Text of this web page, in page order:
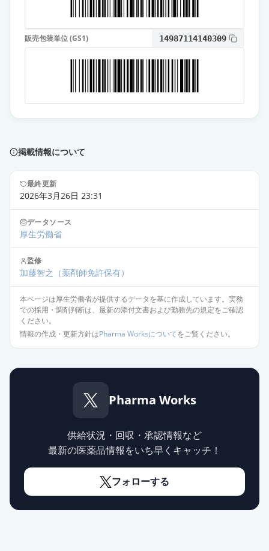
販売包装単位 (GS1) 14987114140309
掲載情報について
最終更新
2026年3月26日 23:31
データソース
厚生労働省
監修
加藤智之 （薬剤師免許保有）
本ページは厚生労働省が提供するデータを基に作成しています。実務
での採用・調剤判断は、最新の添付文書および勤務先の規定をご確認
ください。
情報の作成・更新方針はPharma Worksについてをご覧ください。
Pharma Works
供給状況・回収・承認情報など
最新の医薬品情報をいち早くキャッチ！
フォローする